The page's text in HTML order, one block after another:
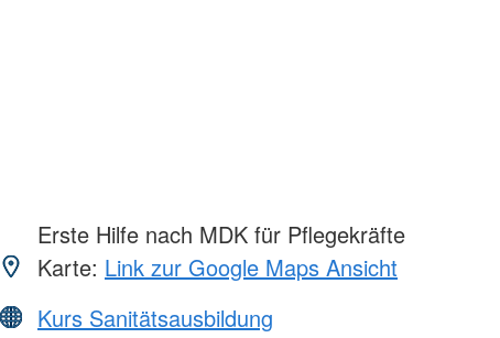
Erste Hilfe nach MDK für Pflegekräfte
Karte: Link zur Google Maps Ansicht
Kurs Sanitätsausbildung